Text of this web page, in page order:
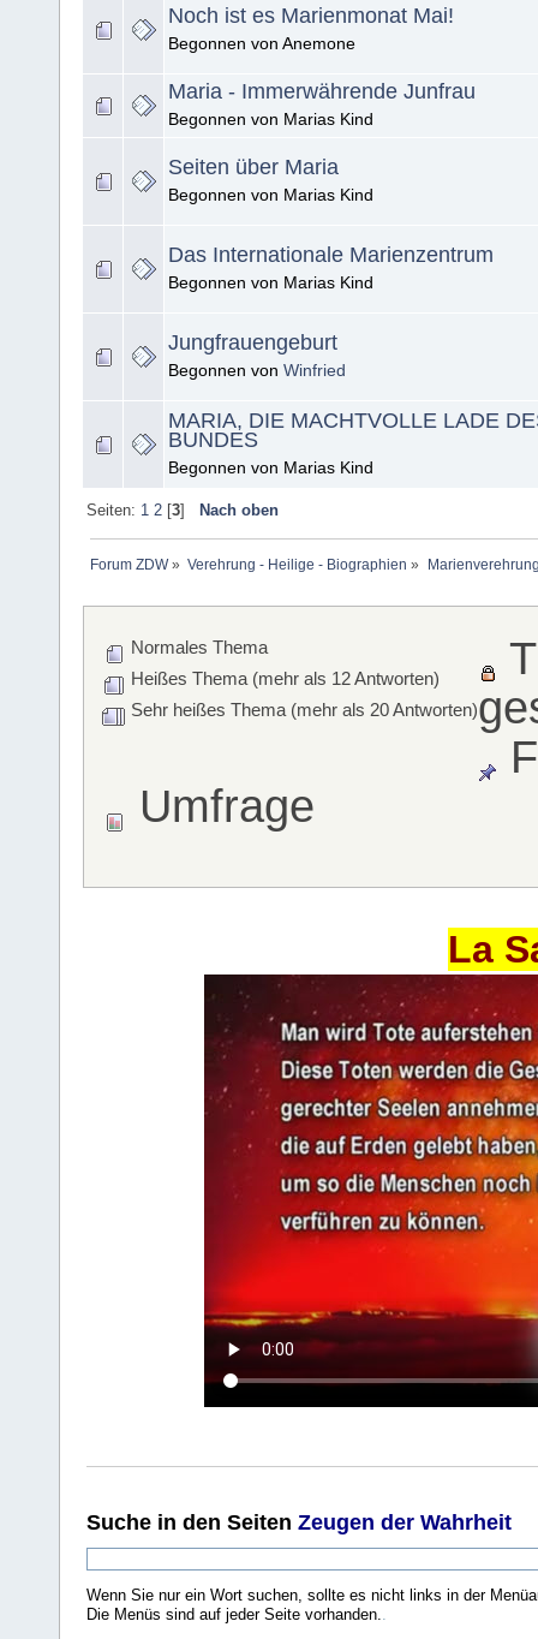
Noch ist es Marienmonat Mai!
Begonnen von Anemone
Maria - Immerwährende Junfrau
Begonnen von Marias Kind
Seiten über Maria
Begonnen von Marias Kind
Das Internationale Marienzentrum
Begonnen von Marias Kind
Jungfrauengeburt
Begonnen von Winfried
MARIA, DIE MACHTVOLLE LADE
BUNDES
Begonnen von Marias Kind
Seiten: 1 2[3] Nach oben
Forum ZDW» Verehrung - Heilige - Biographien »
Normales Thema
Heißes Thema (mehr als 12 Antworten)
Sehr heißes Thema (mehr als 20 Antworten)
Umfrage
La
Suche in den Seiten Zeugen der Wahrheit
Wenn Sie nur ein Wort suchen, sollte es nicht links in der
Die Menüs sind auf jeder Seite vorhanden.